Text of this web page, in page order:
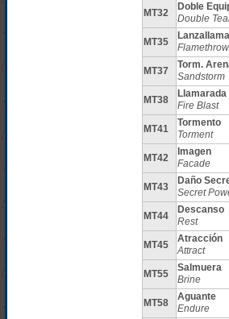
MT32
Doble
Double
MT35
MT37
Torm.
Sandstorm
MT38
Llamarada
Fire Blast
MT41
Tormento
Torment
MT42
Imagen
Facade
MT43
Daño
Secret
MT44
Descanso
Rest
MT45
Atracción
Attract
MT55
Salmuera
Brine
MT58
Aguante
Endure